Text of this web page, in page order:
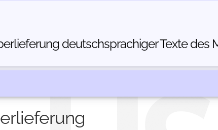
deutschsprachiger Texte des